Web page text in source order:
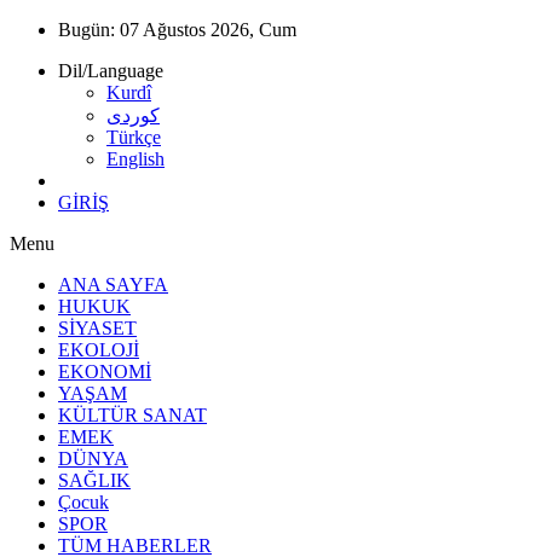
Bugün: 07 Ağustos 2026, Cum
Dil/Language
Kurdî
كوردى
Türkçe
English
GİRİŞ
Menu
ANA SAYFA
HUKUK
SİYASET
EKOLOJİ
EKONOMİ
YAŞAM
KÜLTÜR SANAT
EMEK
DÜNYA
SAĞLIK
Çocuk
SPOR
TÜM HABERLER
‘Yüzlerce çocuk devletin ihmalleri sonucu yaşamını yitirdi’